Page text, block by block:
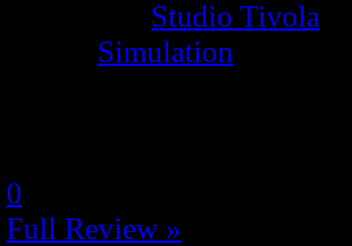
Studio Tivola
Simulation
0
Full Review »